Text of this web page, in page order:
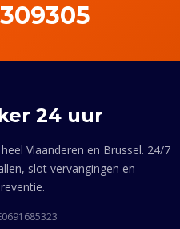
24 uur
Vlaanderen en Brussel. 24/7
slot vervangingen en